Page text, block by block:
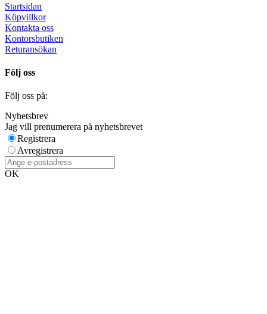
Startsidan
Köpvillkor
Kontakta oss
Kontorsbutiken
Returansökan
Följ oss
Följ oss på:
Nyhetsbrev
Jag vill prenumerera på nyhetsbrevet
Registrera
Avregistrera
OK